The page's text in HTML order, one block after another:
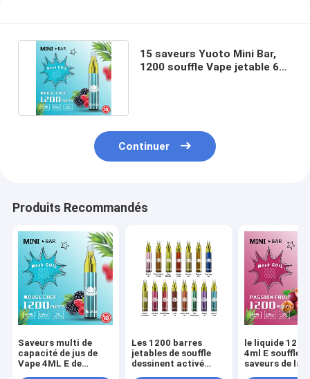
15 saveurs Yuoto Mini Bar,
1200 souffle Vape jetable 650
Continuer
Produits Recommandés
Saveurs multi de
capacité de jus de
Vape 4ML E de
Les 1200 barres
jetables de souffle
dessinent activé
le liquide 1200
4ml E souffle
saveurs de la